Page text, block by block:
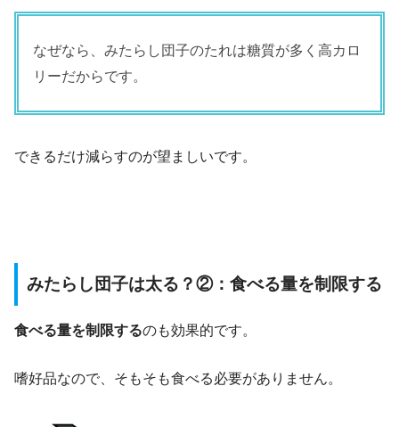
なぜなら、みたらし団子のたれは糖質が多く高カロ
リーだからです。
できるだけ減らすのが望ましいです。
みたらし団子は太る？②：食べる量を制限する
食べる量を制限するのも効果的です。
嗜好品なので、そもそも食べる必要がありません。